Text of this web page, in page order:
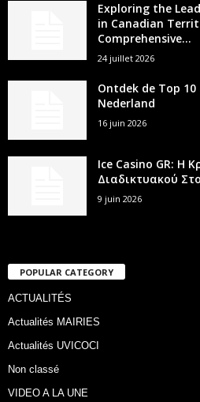
Exploring the
in Canadian
Comprehensive...
24 juillet 2026
Ontdek de Top 10
Nederland
16 juin 2026
Ice Casino GR: Η
Διαδικτυακού
9 juin 2026
POPULAR CATEGORY
ACTUALITÉS
Actualités MAIRIES
Actualités UVICOCI
Non classé
VIDEO A LA UNE